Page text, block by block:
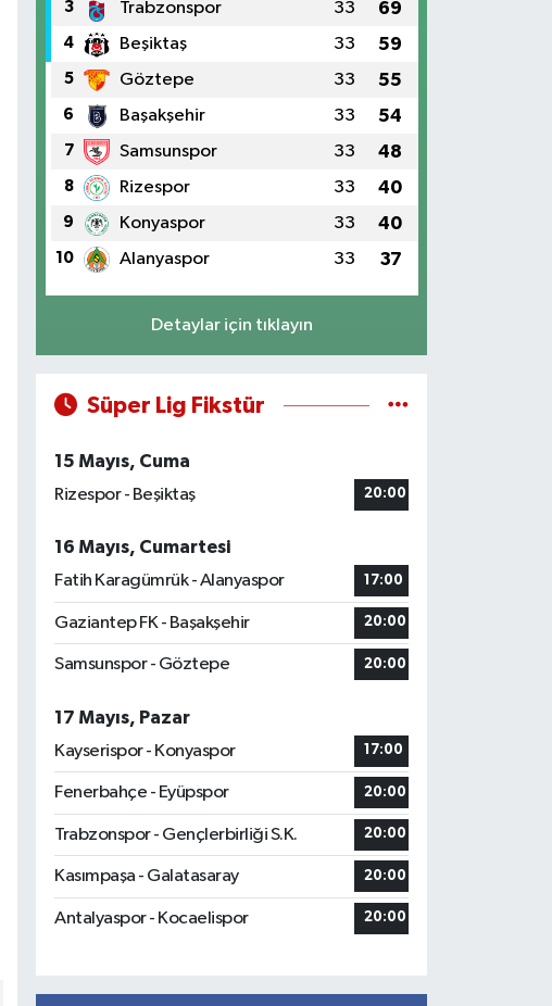
3 Trabzonspor 33 69
4 Beşiktaş 33 59
5 Göztepe 33 55
6 Başakşehir 33 54
7 Samsunspor 33 48
8 Rizespor 33 40
9 Konyaspor 33 40
10 Alanyaspor 33 37
Detaylar için tıklayın
Süper Lig Fikstür
15 Mayıs, Cuma
Rizespor - Beşiktaş
20:00
16 Mayıs, Cumartesi
Fatih Karagümrük - Alanyaspor
17:00
Gaziantep FK - Başakşehir 20:00
Samsunspor - Göztepe 20:00
17 Mayıs, Pazar
Kayserispor - Konyaspor
17:00
Fenerbahçe - Eyüpspor 20:00
Trabzonspor - Gençlerbirliği S.K. 20:00
Kasımpaşa - Galatasaray 20:00
Antalyaspor - Kocaelispor 20:00